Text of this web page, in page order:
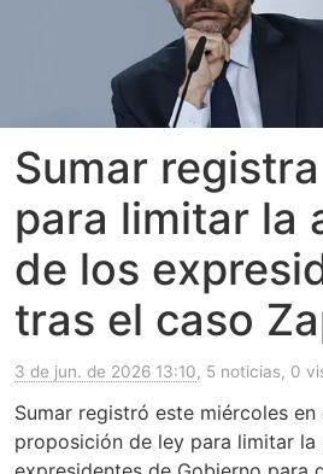
Sumar
para limitar la
de los
tras el caso
3 de jun. de 2026 13:10, 5 noticias, 0
Sumar registró este miércoles en
proposición de ley para limitar